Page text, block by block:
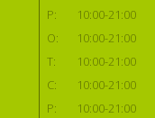
P:
10:00-21:00
O:
10:00-21:00
T:
10:00-21:00
C:
10:00-21:00
P:
10:00-21:00